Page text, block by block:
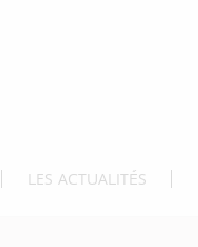
LES ACTUALITÉS